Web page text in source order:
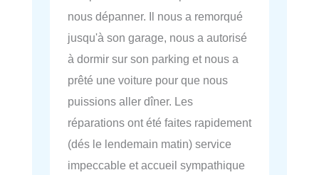
nous dépanner. Il nous a remorqué
jusqu'à son garage, nous a autorisé
à dormir sur son parking et nous a
prêté une voiture pour que nous
puissions aller dîner. Les
réparations ont été faites rapidement
(dés le lendemain matin) service
impeccable et accueil sympathique